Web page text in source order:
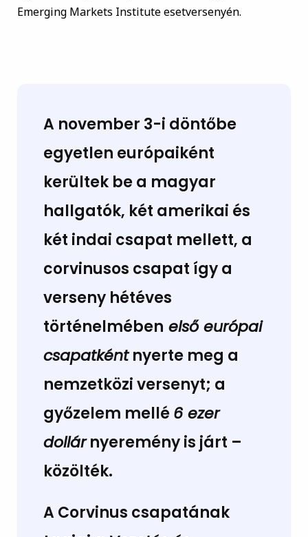
Emerging Markets Institute esetversenyén.
A november 3-i döntőbe
egyetlen európaiként
kerültek be a magyar
hallgatók, két amerikai és
két indai csapat mellett, a
corvinusos csapat ígya
verseny hétéves
történelmében első európai
csapatkéntnyerte meg a
nemzetközi versenyt; a
győzelem mellé6 ezer
dollárnyereményis járt –
közölték.
A Corvinus csapatának